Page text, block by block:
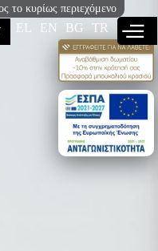
το κυρίως περιεχόμενο
EL EN BG TR